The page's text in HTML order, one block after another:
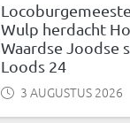
Wulp herdacht
Waardse Joodse
Loods 24
3 AUGUSTUS 2026